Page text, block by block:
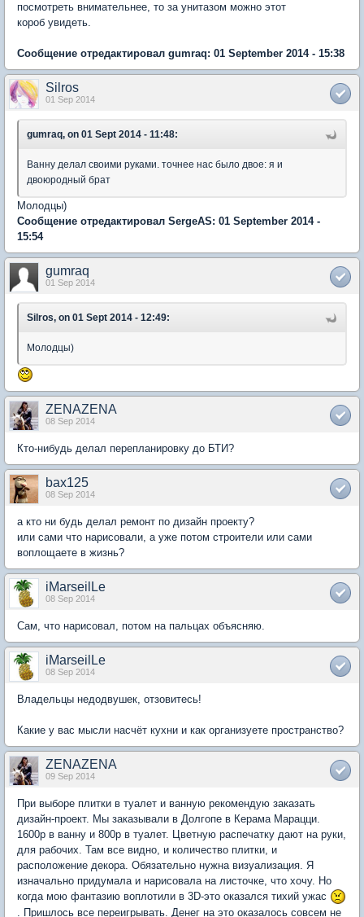
посмотреть внимательнее, то за унитазом можно этот
короб увидеть.
Сообщение отредактировал gumraq: 01 September 2014 - 15:38
Silros
01 Sep 2014
gumraq, on 01 Sept 2014 - 11:48:
Ванну делал своими руками. точнее нас было двое: я и
двоюродный брат
Молодцы)
Сообщение отредактировал SergeAS: 01 September 2014 -
15:54
gumraq
01 Sep 2014
Silros, on 01 Sept 2014 - 12:49:
Молодцы)
ZENAZENA
08 Sep 2014
Кто-нибудь делал перепланировку до БТИ?
bax125
08 Sep 2014
а кто ни будь делал ремонт по дизайн проекту?
или сами что нарисовали, а уже потом строители или сами
воплощаете в жизнь?
iMarseilLe
08 Sep 2014
Сам, что нарисовал, потом на пальцах объясняю.
iMarseilLe
08 Sep 2014
Владельцы недодвушек, отзовитесь!
Какие у вас мысли насчёт кухни и как организуете пространство?
ZENAZENA
09 Sep 2014
При выборе плитки в туалет и ванную рекомендую заказать
дизайн-проект. Мы заказывали в Долгопе в Керама Марацци.
1600р в ванну и 800р в туалет. Цветную распечатку дают на руки,
для рабочих. Там все видно, и количество плитки, и
расположение декора. Обязательно нужна визуализация. Я
изначально придумала и нарисовала на листочке, что хочу. Но
когда мою фантазию воплотили в 3D-это оказался тихий ужас
. Пришлось все переигрывать. Денег на это оказалось совсем не